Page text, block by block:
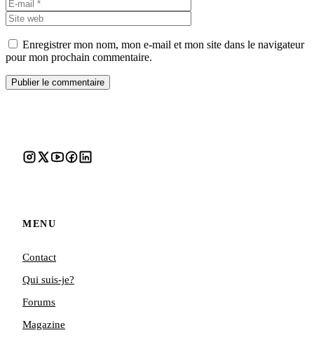
web
Enregistrer mon nom, mon e-mail et mon site dans le navigateur
pour mon prochain commentaire.
MENU
Contact
Qui suis-je?
Forums
Magazine